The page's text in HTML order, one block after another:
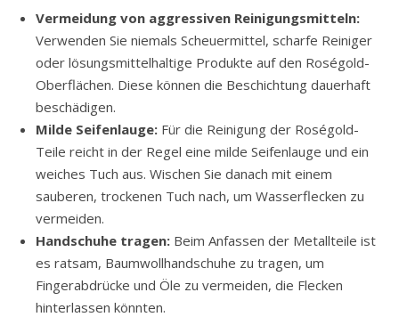
Vermeidung von aggressiven Reinigungsmitteln:
Verwenden Sie niemals Scheuermittel, scharfe Reiniger
oder lösungsmittelhaltige Produkte auf den Roségold-
Oberflächen. Diese können die Beschichtung dauerhaft
beschädigen.
Milde Seifenlauge: Für die Reinigung der Roségold-
Teile reicht in der Regel eine milde Seifenlauge und ein
weiches Tuch aus. Wischen Sie danach mit einem
sauberen, trockenen Tuch nach, um Wasserflecken zu
vermeiden.
Handschuhe tragen: Beim Anfassen der Metallteile ist
es ratsam, Baumwollhandschuhe zu tragen, um
Fingerabdrücke und Öle zu vermeiden, die Flecken
hinterlassen könnten.